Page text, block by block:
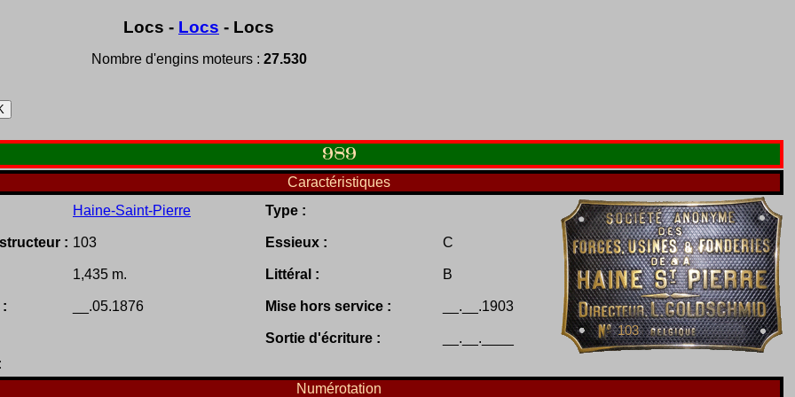
Locs - Locs - Locs
Nombre d'engins moteurs : 27.530
989
Caractéristiques
Haine-Saint-Pierre Type :
103
: 103 Essieux : C
1,435 m. Littéral : B
__.05.1876 Mise hors service : __.__.1903
Sortie d'écriture :
__.__.____
Numérotation